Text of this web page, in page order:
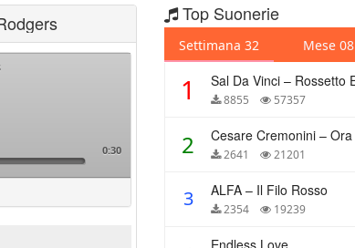
0:30
Top Suonerie
Settimana 32 Mese 08
1 8855 57357
2 2641 21201
3 ALFA – Il Filo Rosso
2354 19239
Endless Love